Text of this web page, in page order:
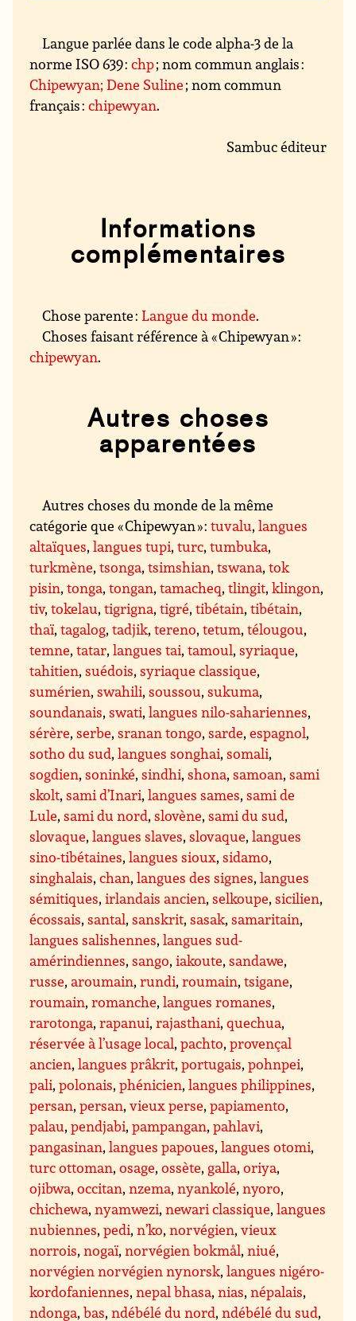
Langue parlée dans le code alpha-3 de la
norme ISO 639 :chp; nom commun anglais :
Chipewyan; Dene Suline; nom commun
français :chipewyan.
Sambuc éditeur
Informations
complémentaires
Chose parente :Langue du monde.
Choses faisant référence à « Chipewyan » :
chipewyan.
Autres choses
apparentées
Autres choses du monde de la même
catégorie que « Chipewyan » :tuvalu,langues
altaïques,langues tupi,turc,tumbuka,
turkmène,tsonga,tsimshian,tswana,tok
pisin,tonga,tongan,tamacheq,tlingit,klingon,
tiv,tokelau,tigrigna,tigré,tibétain,tibétain,
thaï,tagalog,tadjik,tereno,tetum,télougou,
temne,tatar,langues tai,tamoul,syriaque,
tahitien,suédois,syriaque classique,
sumérien,swahili,soussou,sukuma,
soundanais,swati,langues nilo-sahariennes,
sérère,serbe,sranan tongo,sarde,espagnol,
sotho du sud,langues songhai,somali,
sogdien,soninké,sindhi,shona,samoan,sami
skolt,sami d’Inari,langues sames,sami de
Lule,sami du nord,slovène,sami du sud,
slovaque,langues slaves,slovaque,langues
sino-tibétaines,langues sioux,sidamo,
singhalais,chan,langues des signes,langues
sémitiques,irlandais ancien,selkoupe,sicilien,
écossais,santal,sanskrit,sasak,samaritain,
langues salishennes,langues sud-
amérindiennes,sango,iakoute,sandawe,
russe,aroumain,rundi,roumain,tsigane,
roumain,romanche,langues romanes,
rarotonga,rapanui,rajasthani,quechua,
réservée à l’usage local,pachto,provençal
ancien,langues prâkrit,portugais,pohnpei,
pali,polonais,phénicien,langues philippines,
persan,persan,vieux perse,papiamento,
palau,pendjabi,pampangan,pahlavi,
pangasinan,langues papoues,langues otomi,
turc ottoman,osage,ossète, galla,oriya,
ojibwa,occitan,nzema,nyankolé,nyoro,
chichewa,nyamwezi,newari classique,langues
nubiennes,pedi,n’ko,norvégien,vieux
norrois,nogaï,norvégien bokmål,niué,
norvégien norvégien nynorsk,langues nigéro-
kordofaniennes,nepal bhasa,nias,népalais,
ndonga,bas,ndébélé du nord,ndébélé du sud,